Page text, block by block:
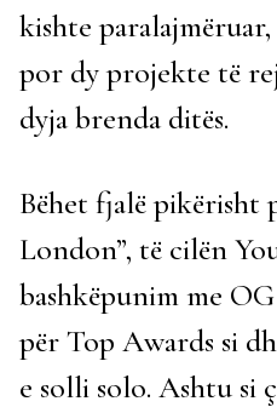
kishte
por dy projekte të
dyja brenda ditës.
Bëhet fjalë pikërisht
London”, të cilën
bashkëpunim me
për Top Awards si
e solli solo. Ashtu